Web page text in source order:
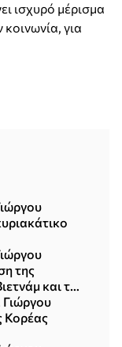
ισχυρό μέρισμα
κοινωνία, για
της
και τη
Κορέας